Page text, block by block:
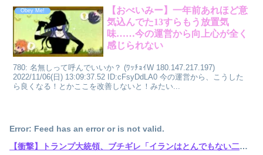
Obey Me!
【おべいみー】一年前あれほど意
気込んでた13すらもう放置気
味……今の運営から向上心が全く
感じられない
780: 名無しって呼んでいいか？ (ﾜｯﾁｮｲW 180.147.217.197)
2022/11/06(日) 13:09:37.52 ID:cFsyDdLA0 今の運営から、こうした
ら良くなる！とかここを改善しないと！みたい...
Error: Feed has an error or is not valid.
【衝撃】トランプ大統領、ブチギレ「イランはとんでもない二枚舌だ！！」←これｗｗｗｗｗ